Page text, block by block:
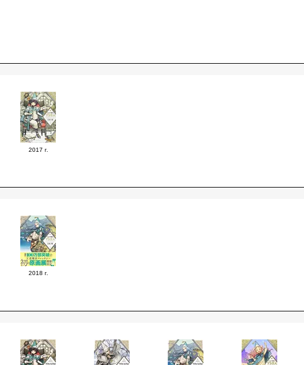
2017 г.
2018 г.